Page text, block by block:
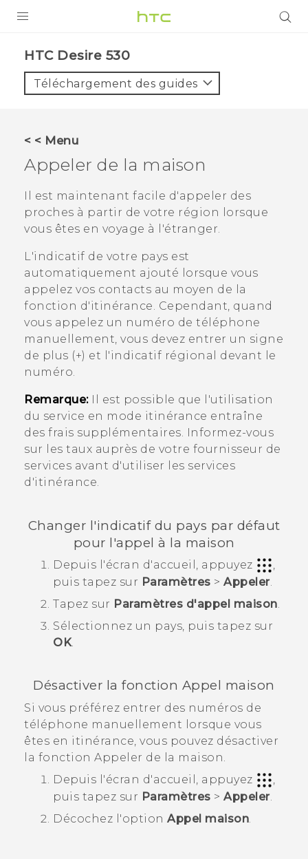
VIVE
VIVERSE
SUPPORT
Appareils HTC & Accessoires
HTC Desire 530‎
Téléchargement des guides
< < Menu
Appeler de la maison
Il est maintenant facile d'appeler des
proches à partir de votre région lorsque
vous êtes en voyage à l'étranger.
L'indicatif de votre pays est
automatiquement ajouté lorsque vous
appelez vos contacts au moyen de la
fonction d'itinérance. Cependant, quand
vous appelez un numéro de téléphone
manuellement, vous devez entrer un signe
de plus (+) et l'indicatif régional devant le
numéro.
Remarque:Il est possible que l'utilisation
du service en mode itinérance entraîne
des frais supplémentaires. Informez-vous
sur les taux auprès de votre fournisseur de
services avant d'utiliser les services
d'itinérance.
Changer l'indicatif du pays par défaut
pour l'appel à la maison
Depuis l'écran d'accueil , appuyez
,
puis tapez sur Paramètres > Appeler.
Tapez sur Paramètres d'appel maison.
Sélectionnez un pays, puis tapez sur
OK.
Désactiver la fonction Appel maison
Si vous préférez entrer des numéros de
téléphone manuellement lorsque vous
êtes en itinérance, vous pouvez désactiver
la fonction Appeler de la maison.
Depuis l'écran d'accueil , appuyez
puis tapez sur Paramètres > Appeler.
Décochez l'option Appel maison.